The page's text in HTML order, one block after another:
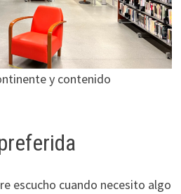
y contenido
escucho cuando necesito algo